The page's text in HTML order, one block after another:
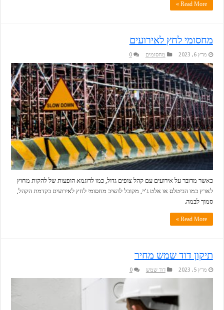
Read More »
מחסומי לחץ לאירועים
מרץ 6, 2023 מחסומים 0
כאשר מדובר על אירועים עם קהל צופים גדול, כמו לדוגמא הופעות של להקות מחוץ
לארץ כמו הביטלס או אלט ג'יי, מקובל להציב מחסומי לחץ לאירועים בקדמת הקהל,
סמוך לבמה.
Read More »
תיקון דוד שמש מחיר
מרץ 5, 2023 דוד שמש 0